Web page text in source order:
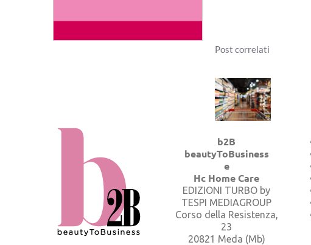
Post correlati
mercato
manca
tutto
quello
che non
b2B
beautyToBusiness
e
Hc Home Care
EDIZIONI TURBO by
TESPI MEDIAGROUP
Corso della Resistenza,
23
20821 Meda (Mb)